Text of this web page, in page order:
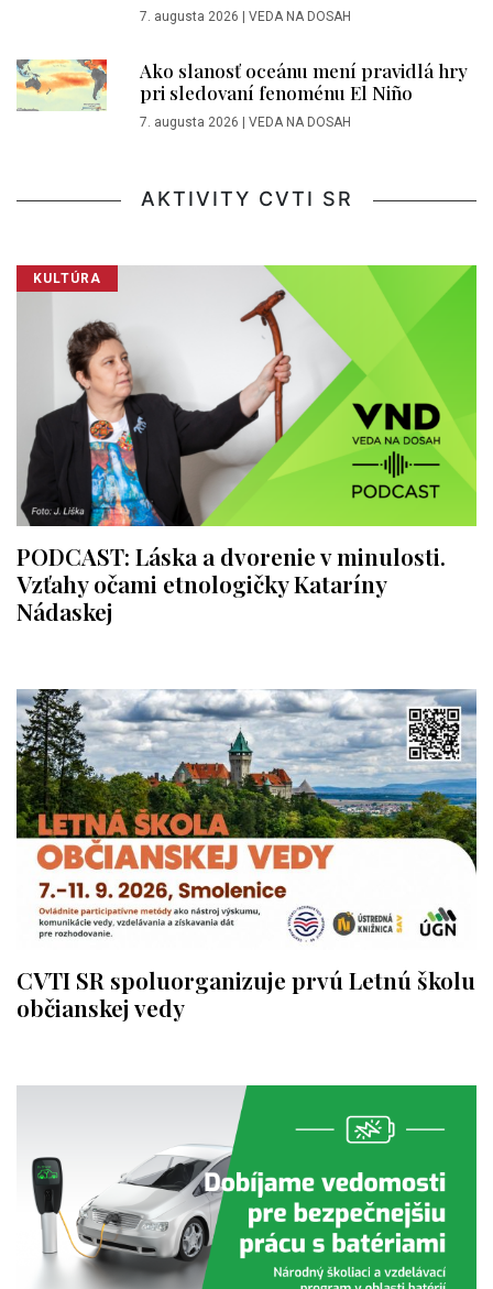
7. augusta 2026 VEDA NA DOSAH
Ako slanosť oceánu mení pravidlá hry
pri sledovaní fenoménu El Niño
7. augusta 2026 VEDA NA DOSAH
AKTIVITY CVTI SR
KULTÚRA
PODCAST: Láska a dvorenie v minulosti.
Vzťahy očami etnologičky Kataríny
Nádaskej
CVTI SR spoluorganizuje prvú Letnú školu
občianskej vedy